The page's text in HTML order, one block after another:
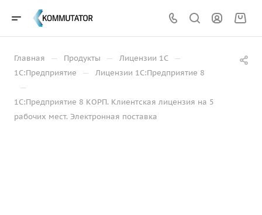
Главная — Продукты — Лицензии 1С —
1С:Предприятие — Лицензии 1С:Предприятие 8
—
1С:Предприятие 8 КОРП. Клиентская лицензия на 5
рабочих мест. Электронная поставка